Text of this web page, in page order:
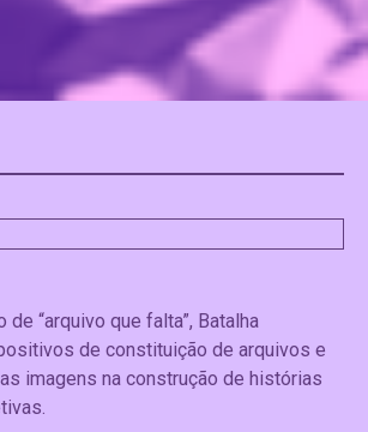
de “arquivo que falta”, Batalha
de constituição de arquivos e
imagens na construção de histórias